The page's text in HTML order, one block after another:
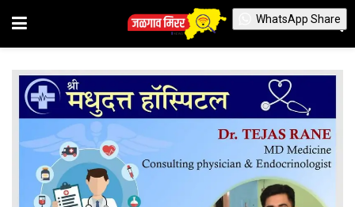
WhatsApp Share